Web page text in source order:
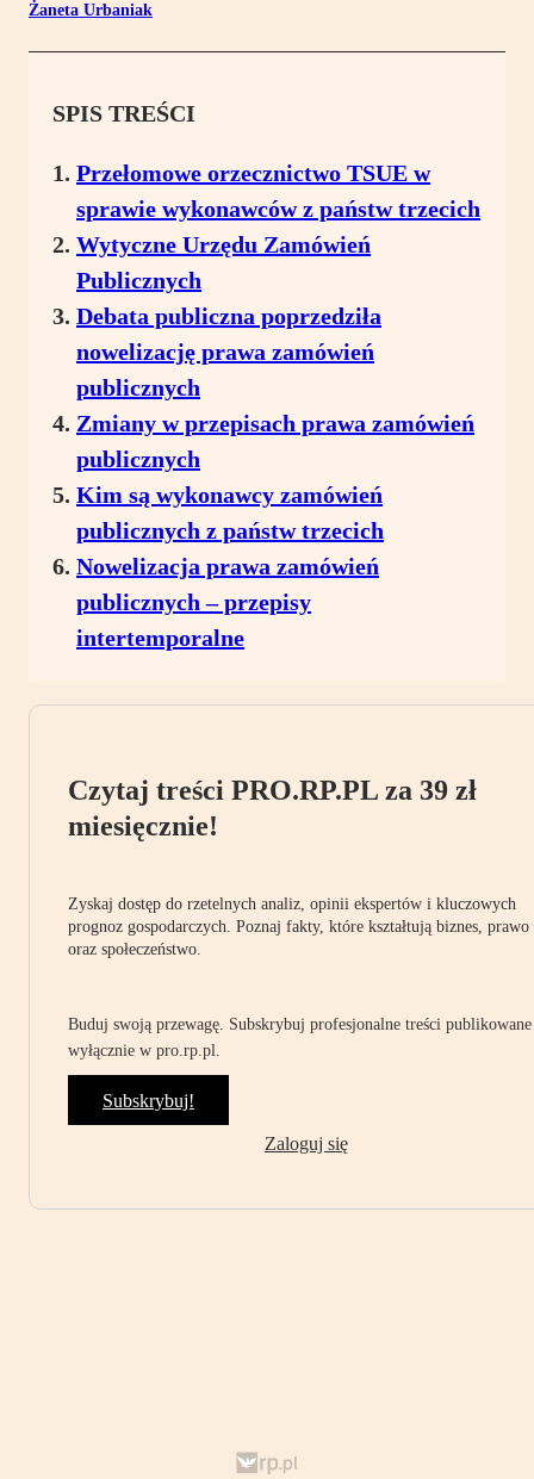
Żaneta Urbaniak
SPIS TREŚCI
Przełomowe orzecznictwo TSUE w
sprawie wykonawców z państw trzecich
Wytyczne Urzędu Zamówień
Publicznych
Debata publiczna poprzedziła
nowelizację prawa zamówień
publicznych
Zmiany w przepisach prawa zamówień
publicznych
Kim są wykonawcy zamówień
publicznych z państw trzecich
Nowelizacja prawa zamówień
publicznych – przepisy
intertemporalne
Czytaj treści PRO.RP.PL za 39 zł
miesięcznie!
Zyskaj dostęp do rzetelnych analiz, opinii ekspertów i kluczowych
prognoz gospodarczych. Poznaj fakty, które kształtują biznes, prawo
oraz społeczeństwo.
Buduj swoją przewagę. Subskrybuj profesjonalne treści publikowane
wyłącznie w pro.rp.pl.
Subskrybuj!
Zaloguj się